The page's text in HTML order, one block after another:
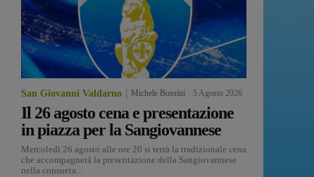
San Giovanni Valdarno Michele Bossini 5 Agosto 2026
Il 26 agosto cena e presentazione
in piazza per la Sangiovannese
Mercoledì 26 agosto alle ore 20 si terrà la tradizionale cena
che accompagnerà la presentazione della Sangiovannese
nella consueta...